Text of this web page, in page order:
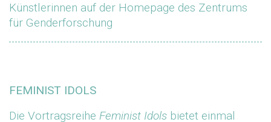
Künstlerinnen auf der Homepage des Zentrums
für Genderforschung
FEMINIST IDOLS
Die Vortragsreihe Feminist Idols bietet einmal